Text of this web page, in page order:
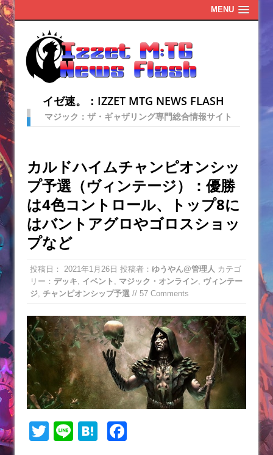
MENU
イゼ速。：IZZET MTG NEWS FLASH
マジック：ザ・ギャザリング専門総合情報サイト
カルドハイムチャンピオンシッ
プ予選（ヴィンテージ）：優勝
は4色コントロール、トップ8に
はバントアグロやゴロスショッ
プなど
投稿日： 2021年1月26日 投稿者： ゆうやん@管理人 カテゴ
リー： デッキ イベント マジック・オンライン ヴィンテー
ジ チャンピオンシップ予選 // 57 Comments
T
Li
H